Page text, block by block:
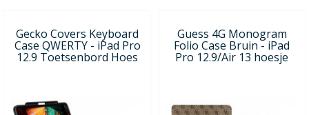
Gecko Covers Keyboard
Case QWERTY - iPad Pro
12.9 Toetsenbord Hoes
Guess 4G Monogram
Folio Case Bruin - iPad
Pro 12.9/Air 13 hoesje